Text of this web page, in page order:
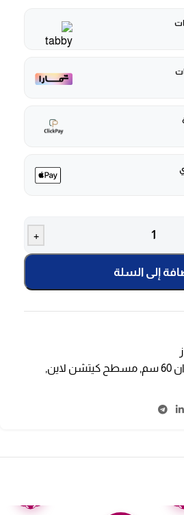
+
إلى السلة
, مسطح كيتشن لاين,